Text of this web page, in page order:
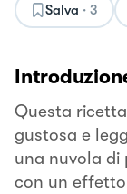
Salva · 3
Questa
gustosa e
una nuvola di
con un